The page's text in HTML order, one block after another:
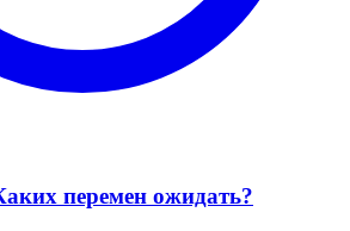
перемен ожидать?